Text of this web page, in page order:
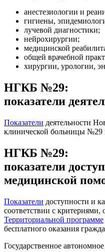
анестезиологии и
гигиены,
лучевой диагностики;
нейрохирургии;
медицинской
общей врачебной
хирургии, урологии,
НГКБ №29:
показатели
Показатели деятельности
клинической больницы
НГКБ №29:
показатели
медицинской
Показатели доступности и
соответствии с
Территориальной программе
бесплатного оказания
Государственное